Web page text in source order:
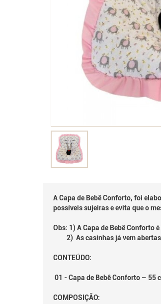
A Capa de Bebê Conforto, foi
possíveis sujeiras e evita que o
Obs: 1) A Capa de Bebê Conforto
2) As casinhas já vem abertas
CONTEÚDO:
01 - Capa de Bebê Conforto – 55
COMPOSIÇÃO: